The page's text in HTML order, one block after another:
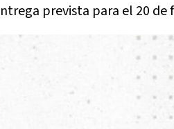
prevista para el 20 de